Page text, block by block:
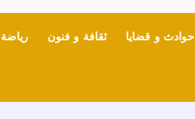
حوادث و قضايا ثقافة و فنون رياضة